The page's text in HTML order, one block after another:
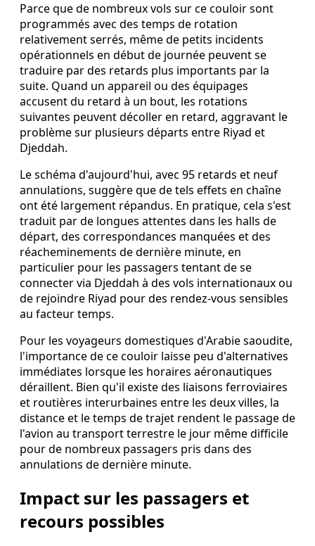
Parce que de nombreux vols sur ce couloir sont
programmés avec des temps de rotation
relativement serrés, même de petits incidents
opérationnels en début de journée peuvent se
traduire par des retards plus importants par la
suite. Quand un appareil ou des équipages
accusent du retard à un bout, les rotations
suivantes peuvent décoller en retard, aggravant le
problème sur plusieurs départs entre Riyad et
Djeddah.
Le schéma d'aujourd'hui, avec 95 retards et neuf
annulations, suggère que de tels effets en chaîne
ont été largement répandus. En pratique, cela s'est
traduit par de longues attentes dans les halls de
départ, des correspondances manquées et des
réacheminements de dernière minute, en
particulier pour les passagers tentant de se
connecter via Djeddah à des vols internationaux ou
de rejoindre Riyad pour des rendez-vous sensibles
au facteur temps.
Pour les voyageurs domestiques d'Arabie saoudite,
l'importance de ce couloir laisse peu d'alternatives
immédiates lorsque les horaires aéronautiques
déraillent. Bien qu'il existe des liaisons ferroviaires
et routières interurbaines entre les deux villes, la
distance et le temps de trajet rendent le passage de
l'avion au transport terrestre le jour même difficile
pour de nombreux passagers pris dans des
annulations de dernière minute.
Impact sur les passagers et
recours possibles